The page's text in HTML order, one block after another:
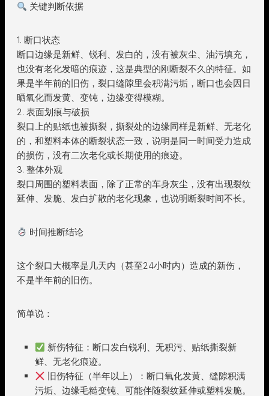
关键判断依据
1. 断口状态
断口边缘是新鲜、锐利、发白的，没有被灰尘、油污填充，
也没有老化发暗的痕迹，这是典型的刚断裂不久的特征。如
果是半年前的旧伤，裂口缝隙里会积满污垢，断口也会因日
晒氧化而发黄、变钝，边缘变得模糊。
2. 表面划痕与破损
裂口上的贴纸也被撕裂，撕裂处的边缘同样是新鲜、无老化
的，和塑料本体的断裂状态一致，说明是同一时间受力造成
的损伤，没有二次老化或长期使用的痕迹。
3. 整体外观
裂口周围的塑料表面，除了正常的车身灰尘，没有出现裂纹
延伸、发脆、发白扩散的老化现象，也说明断裂时间不长。
时间推断结论
这个裂口大概率是几天内（甚至24小时内）造成的新伤，
不是半年前的旧伤。
简单说：
新伤特征：断口发白锐利、无积污、贴纸撕裂新
鲜、无老化痕迹。
旧伤特征（半年以上）：断口氧化发黄、缝隙积满
污垢、边缘毛糙变钝、可能伴随裂纹延伸或塑料发脆。